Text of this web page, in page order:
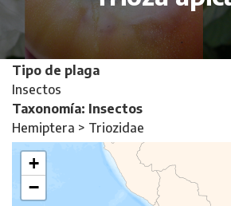
Tipo de plaga
Insectos
Taxonomía: Insectos
Hemiptera > Triozidae
+
−